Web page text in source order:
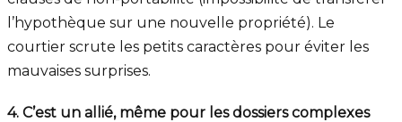
l’hypothèque sur une nouvelle propriété). Le
courtier scrute les petits caractères pour éviter les
mauvaises surprises.
4. C’est un allié, même pour les dossiers complexes